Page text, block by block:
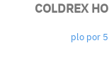
COLDREX
plo por